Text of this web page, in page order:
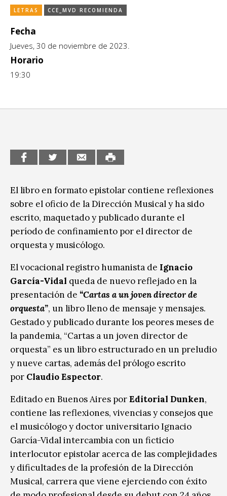
CCE en el interior/libros
Espacio itinerante de lectura infantil
Exposiciones
Formación
Género y Diversidad
Infantil y Juvenil
Letras
Música
LETRAS CCE_MVD RECOMIENDA
Fecha
Jueves, 30 de noviembre de 2023.
Horario
19:30
El libro en formato epistolar contiene reflexiones
sobre el oficio de la Dirección Musical y ha sido
escrito, maquetado y publicado durante el
período de confinamiento por el director de
orquesta y musicólogo.
El vocacional registro humanista de Ignacio
García-Vidal queda de nuevo reflejado en la
presentación de “Cartas a un joven director de
orquesta”, un libro lleno de mensaje y mensajes.
Gestado y publicado durante los peores meses de
la pandemia, “Cartas a un joven director de
orquesta” es un libro estructurado en un preludio
y nueve cartas, además del prólogo escrito
por Claudio Espector.
Editado en Buenos Aires porEditorial Dunken,
contiene las reflexiones, vivencias y consejos que
el musicólogo y doctor universitario Ignacio
García-Vidal intercambia con un ficticio
interlocutor epistolar acerca de las complejidades
y dificultades de la profesión de la Dirección
Musical, carrera que viene ejerciendo con éxito